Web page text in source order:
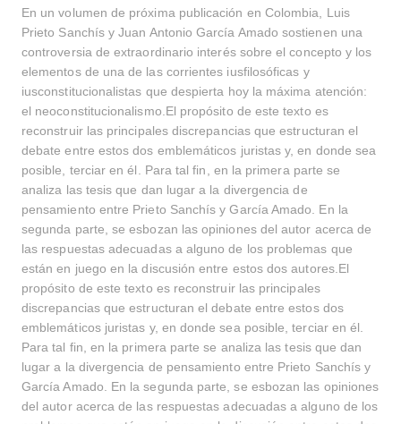
En un volumen de próxima publicación en Colombia, Luis
Prieto Sanchís y Juan Antonio García Amado sostienen una
controversia de extraordinario interés sobre el concepto y los
elementos de una de las corrientes iusfilosóficas y
iusconstitucionalistas que despierta hoy la máxima atención:
el neoconstitucionalismo.El propósito de este texto es
reconstruir las principales discrepancias que estructuran el
debate entre estos dos emblemáticos juristas y, en donde sea
posible, terciar en él. Para tal fin, en la primera parte se
analiza las tesis que dan lugar a la divergencia de
pensamiento entre Prieto Sanchís y García Amado. En la
segunda parte, se esbozan las opiniones del autor acerca de
las respuestas adecuadas a alguno de los problemas que
están en juego en la discusión entre estos dos autores.El
propósito de este texto es reconstruir las principales
discrepancias que estructuran el debate entre estos dos
emblemáticos juristas y, en donde sea posible, terciar en él.
Para tal fin, en la primera parte se analiza las tesis que dan
lugar a la divergencia de pensamiento entre Prieto Sanchís y
García Amado. En la segunda parte, se esbozan las opiniones
del autor acerca de las respuestas adecuadas a alguno de los